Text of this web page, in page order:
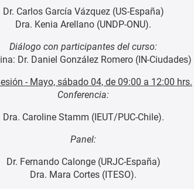
Dr. Carlos García Vázquez (US-España)
Dra. Kenia Arellano (UNDP-ONU).
Diálogo con participantes del curso:
Dr. Daniel González Romero (IN-Ciudades)
- Mayo, sábado 04, de 09:00 a 12:00 hrs.
Conferencia:
Dra. Caroline Stamm (IEUT/PUC-Chile).
Panel:
Dr. Fernando Calonge (URJC-España)
Dra. Mara Cortes (ITESO).